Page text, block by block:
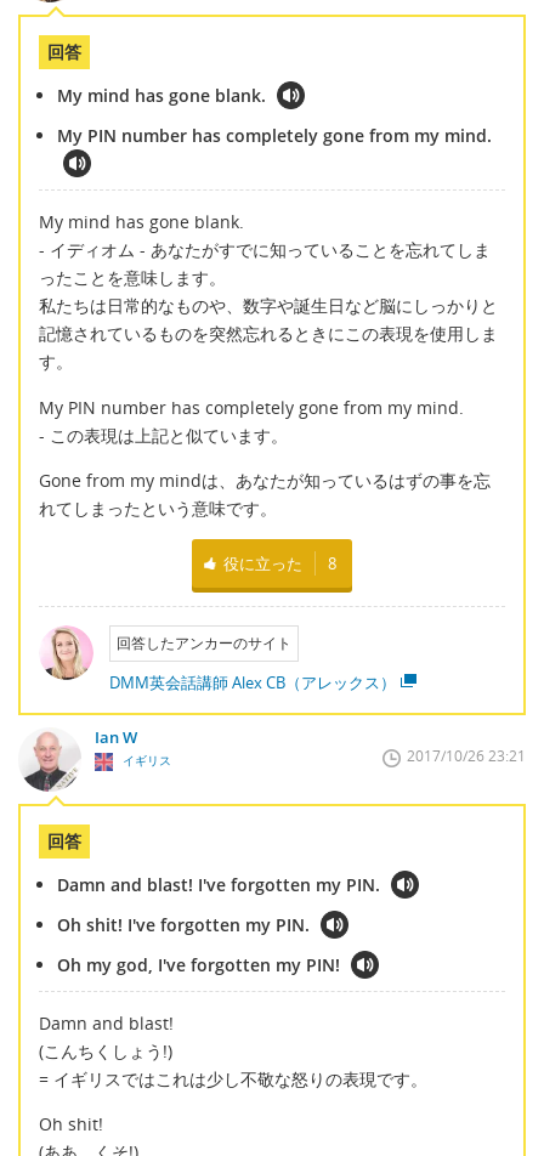
回答
My mind has gone blank.
My PIN number has completely gone from my mind.
My mind has gone blank.
- イディオム - あなたがすでに知っていることを忘れてしま
ったことを意味します。
私たちは日常的なものや、数字や誕生日など脳にしっかりと
記憶されているものを突然忘れるときにこの表現を使用しま
す。
My PIN number has completely gone from my mind.
- この表現は上記と似ています。
Gone from my mindは、あなたが知っているはずの事を忘
れてしまったという意味です。
役に立った 8
回答したアンカーのサイト
DMM英会話講師 Alex CB（アレックス）
Ian W
イギリス 2017/10/26 23:21
回答
Damn and blast! I've forgotten my PIN.
Oh shit! I've forgotten my PIN.
Oh my god, I've forgotten my PIN!
Damn and blast!
(こんちくしょう!)
= イギリスではこれは少し不敬な怒りの表現です。
Oh shit!